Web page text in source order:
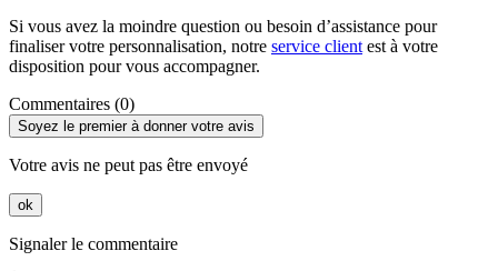
Si vous avez la moindre question ou besoin d’assistance pour
finaliser votre personnalisation, notre service client est à votre
disposition pour vous accompagner.
Commentaires (0)
Soyez le premier à donner votre avis
Votre avis ne peut pas être envoyé
ok
Signaler le commentaire